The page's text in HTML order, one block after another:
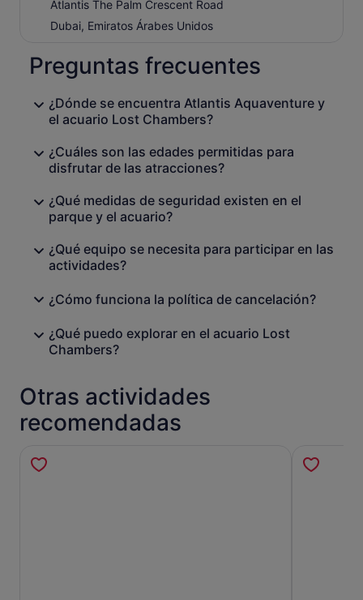
cara a más de 65.000 criaturas marinas. Explora el
misterio de la ciudad perdida de la Atlántida a través de
donde podrás tocar algunas criaturas y un espectáculo
interactivo en el Acuateatro.
Atlantis The Palm Crescent Road
Dubai, Emiratos Árabes Unidos
Preguntas frecuentes
¿Dónde se encuentra Atlantis Aquaventure y
el acuario Lost Chambers?
¿Cuáles son las edades permitidas para
disfrutar de las atracciones?
¿Qué medidas de seguridad existen en el
parque y el acuario?
¿Qué equipo se necesita para participar en las
actividades?
¿Cómo funciona la política de cancelación?
¿Qué puedo explorar en el acuario Lost
Chambers?
Otras actividades
recomendadas